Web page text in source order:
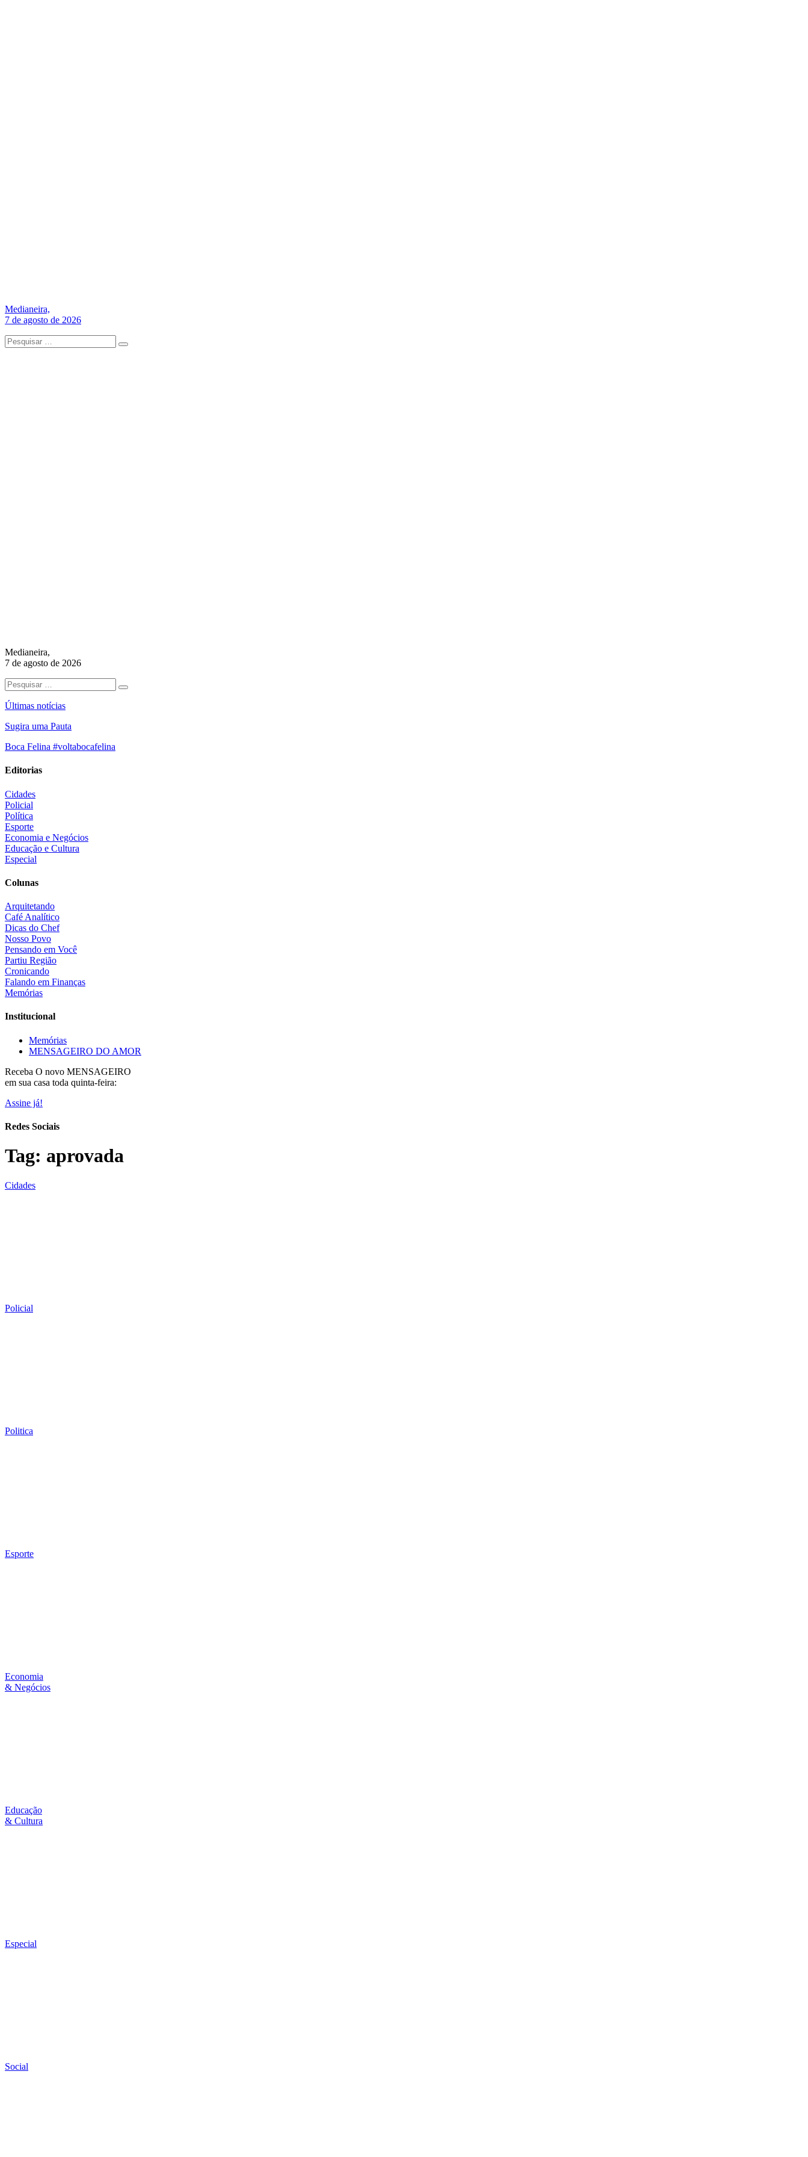
Medianeira,
7 de agosto de 2026
Medianeira,
7 de agosto de 2026
Últimas notícias
Sugira uma Pauta
Boca Felina #voltabocafelina
Editorias
Cidades
Policial
Política
Esporte
Economia e Negócios
Educação e Cultura
Especial
Colunas
Arquitetando
Café Analítico
Dicas do Chef
Nosso Povo
Pensando em Você
Partiu Região
Cronicando
Falando em Finanças
Memórias
Institucional
Memórias
MENSAGEIRO DO AMOR
Receba O novo MENSAGEIRO
em sua casa toda quinta-feira:
Assine já!
Redes Sociais
Tag: aprovada
Cidades
Policial
Politica
Esporte
Economia
& Negócios
Educação
& Cultura
Especial
Social